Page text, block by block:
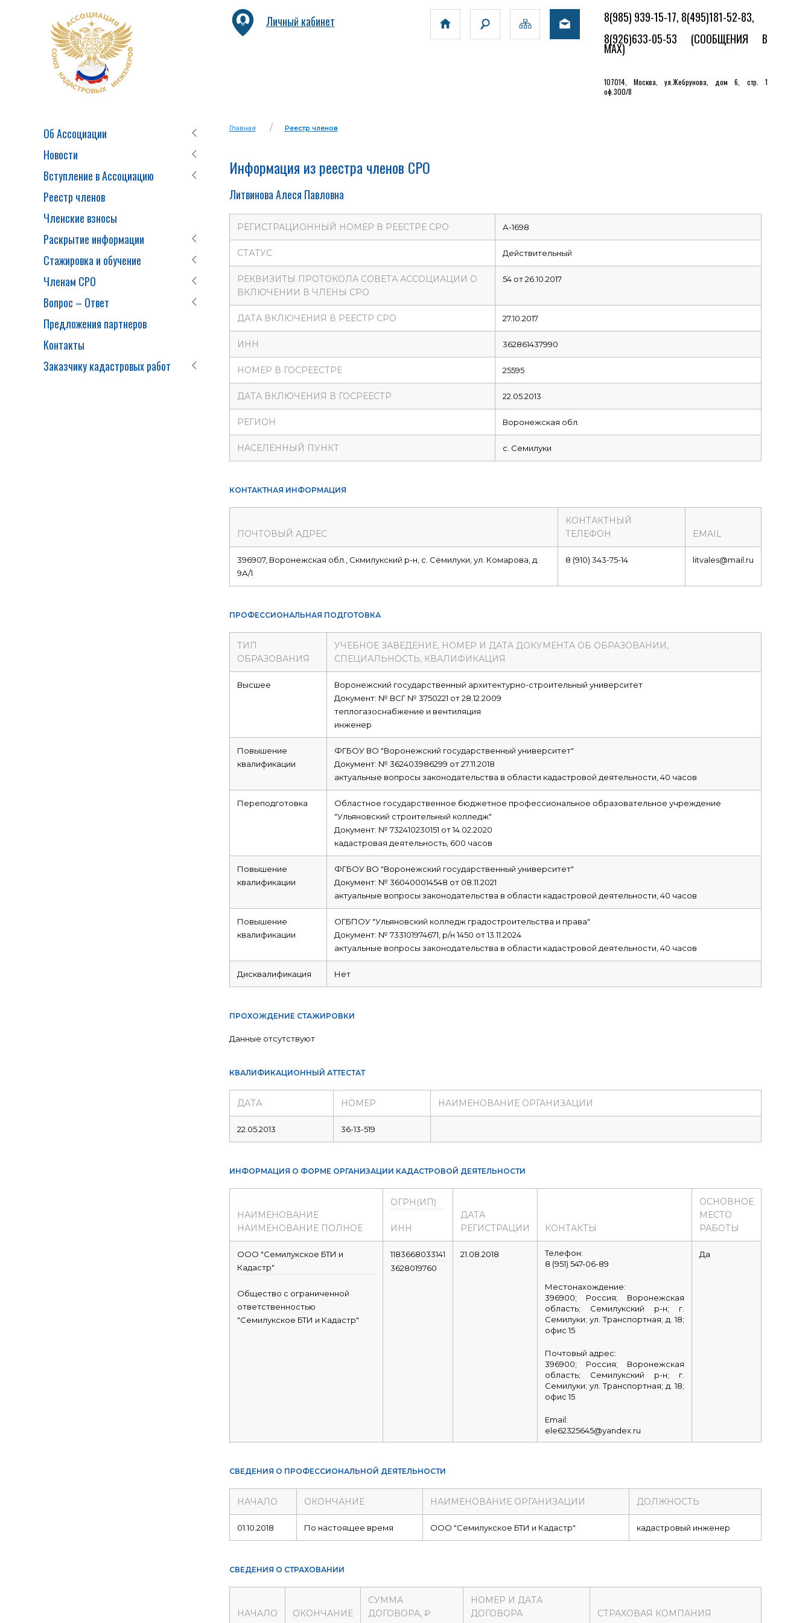
Об Ассоциации
Новости
Вступление в Ассоциацию
Реестр членов
Членские взносы
Раскрытие информации
Стажировка и обучение
Членам СРО
Вопрос – Ответ
Предложения партнеров
Контакты
Заказчику кадастровых работ
Личный кабинет
8(985) 939-15-17, 8(495)181-52-83,
8(926)633-05-53 (СООБЩЕНИЯ В
MAX)
107014, Москва, ул.Жебрунова, дом 6, стр. 1
оф.300/8
Главная Реестр членов
Информация из реестра членов СРО
Литвинова Алеся Павловна
РЕГИСТРАЦИОННЫЙ НОМЕР В РЕЕСТРЕ СРО А-1698
СТАТУС Действительный
РЕКВИЗИТЫ ПРОТОКОЛА СОВЕТА АССОЦИАЦИИ О
ВКЛЮЧЕНИИ В ЧЛЕНЫ СРО
54 от 26.10.2017
ДАТА ВКЛЮЧЕНИЯ В РЕЕСТР СРО 27.10.2017
ИНН 362861437990
НОМЕР В ГОСРЕЕСТРЕ 25595
ДАТА ВКЛЮЧЕНИЯ В ГОСРЕЕСТР 22.05.2013
РЕГИОН Воронежская обл.
НАСЕЛЕННЫЙ ПУНКТ с. Семилуки
КОНТАКТНАЯ ИНФОРМАЦИЯ
ПОЧТОВЫЙ АДРЕС
КОНТАКТНЫЙ
ТЕЛЕФОН
EMAIL
396907, Воронежская обл., Скмилукский р-н, с. Семилуки, ул. Комарова, д.
9А/1
8 (910) 343-75-14 litvales@mail.ru
ПРОФЕССИОНАЛЬНАЯ ПОДГОТОВКА
ТИП
ОБРАЗОВАНИЯ
УЧЕБНОЕ ЗАВЕДЕНИЕ, НОМЕР И ДАТА ДОКУМЕНТА ОБ ОБРАЗОВАНИИ,
СПЕЦИАЛЬНОСТЬ, КВАЛИФИКАЦИЯ
Высшее
Воронежский государственный архитектурно-строительный университет
Документ: № ВСГ № 3750221 от 28.12.2009
теплогазоснабжение и вентиляция
инженер
Повышение
квалификации
ФГБОУ ВО "Воронежский государственный университет"
Документ: № 362403986299 от 27.11.2018
актуальные вопросы законодательства в области кадастровой деятельности, 40 часов
Переподготовка
Областное государственное бюджетное профессиональное образовательное учреждение
"Ульяновский строительный колледж"
Документ: № 732410230151 от 14.02.2020
кадастровая деятельность, 600 часов
Повышение
квалификации
ФГБОУ ВО "Воронежский государственный университет"
Документ: № 360400014548 от 08.11.2021
актуальные вопросы законодательства в области кадастровой деятельности, 40 часов
Повышение
квалификации
ОГБПОУ "Ульяновский колледж градостроительства и права"
Документ: № 733101974671, р/н 1450 от 13.11.2024
актуальные вопросы законодательства в области кадастровой деятельности, 40 часов
Дисквалификация Нет
ПРОХОЖДЕНИЕ СТАЖИРОВКИ
Данные отсутствуют
КВАЛИФИКАЦИОННЫЙ АТТЕСТАТ
ДАТА НОМЕР НАИМЕНОВАНИЕ ОРГАНИЗАЦИИ
22.05.2013 36-13-519
ИНФОРМАЦИЯ О ФОРМЕ ОРГАНИЗАЦИИ КАДАСТРОВОЙ ДЕЯТЕЛЬНОСТИ
НАИМЕНОВАНИЕ
НАИМЕНОВАНИЕ ПОЛНОЕ
ОГРН(ИП)
ИНН
ДАТА
РЕГИСТРАЦИИ
КОНТАКТЫ
ОСНОВНОЕ
МЕСТО
РАБОТЫ
ООО "Семилукское БТИ и
Кадастр"
Общество с ограниченной
ответственностью
"Семилукское БТИ и Кадастр"
1183668033141
3628019760
21.08.2018
Телефон:
8 (951) 547-06-89
Местонахождение:
396900; Россия; Воронежская
область; Семилукский р-н; г.
Семилуки; ул. Транспортная; д. 18;
офис 15
Почтовый адрес:
396900; Россия; Воронежская
область; Семилукский р-н; г.
Семилуки; ул. Транспортная; д. 18;
офис 15
Email:
ele62325645@yandex.ru
Да
СВЕДЕНИЯ О ПРОФЕССИОНАЛЬНОЙ ДЕЯТЕЛЬНОСТИ
НАЧАЛО ОКОНЧАНИЕ НАИМЕНОВАНИЕ ОРГАНИЗАЦИИ ДОЛЖНОСТЬ
01.10.2018 По настоящее время ООО "Семилукское БТИ и Кадастр" кадастровый инженер
СВЕДЕНИЯ О СТРАХОВАНИИ
НАЧАЛО ОКОНЧАНИЕ
СУММА
ДОГОВОРА, ₽
НОМЕР И ДАТА
ДОГОВОРА
СТРАХОВАЯ КОМПАНИЯ